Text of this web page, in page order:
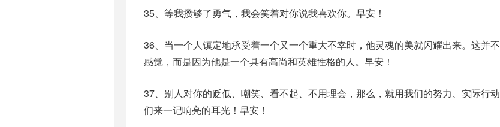
35、等我攒够了勇气，我会笑着对你说我喜欢你。早安！
36、当一个人镇定地承受着一个又一个重大不幸时，他灵魂的美就闪耀出来。这并
感觉，而是因为他是一个具有高尚和英雄性格的人。早安！
37、别人对你的贬低、嘲笑、看不起、不用理会，那么，就用我们的努力、实际行
们来一记响亮的耳光！早安！